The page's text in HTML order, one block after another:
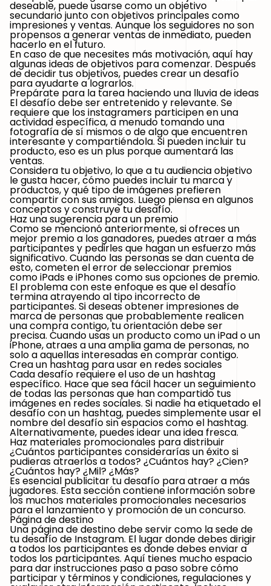
deseable, puede usarse como un objetivo
secundario junto con objetivos principales como
impresiones y ventas. Aunque los seguidores no son
propensos a generar ventas de inmediato, pueden
hacerlo en el futuro.
En caso de que necesites más motivación, aquí hay
algunas ideas de objetivos para comenzar. Después
de decidir tus objetivos, puedes crear un desafío
para ayudarte a lograrlos.
Prepárate para la tarea haciendo una lluvia de ideas
El desafío debe ser entretenido y relevante. Se
requiere que los instagramers participen en una
actividad específica, a menudo tomando una
fotografía de sí mismos o de algo que encuentren
interesante y compartiéndola. Si pueden incluir tu
producto, eso es un plus porque aumentará las
ventas.
Considera tu objetivo, lo que a tu audiencia objetivo
le gusta hacer, cómo puedes incluir tu marca y
productos, y qué tipo de imágenes prefieren
compartir con sus amigos. Luego piensa en algunos
conceptos y construye tu desafío.
Haz una sugerencia para un premio
Como se mencionó anteriormente, si ofreces un
mejor premio a los ganadores, puedes atraer a más
participantes y pedirles que hagan un esfuerzo más
significativo. Cuando las personas se dan cuenta de
esto, cometen el error de seleccionar premios
como iPads e iPhones como sus opciones de premio.
El problema con este enfoque es que el desafío
termina atrayendo al tipo incorrecto de
participantes. Si deseas obtener impresiones de
marca de personas que probablemente realicen
una compra contigo, tu orientación debe ser
precisa. Cuando usas un producto como un iPad o un
iPhone, atraes a una amplia gama de personas, no
solo a aquellas interesadas en comprar contigo.
Crea un hashtag para usar en redes sociales
Cada desafío requiere el uso de un hashtag
específico. Hace que sea fácil hacer un seguimiento
de todas las personas que han compartido tus
imágenes en redes sociales. Si nadie ha etiquetado el
desafío con un hashtag, puedes simplemente usar el
nombre del desafío sin espacios como el hashtag.
Alternativamente, puedes idear una idea fresca.
Haz materiales promocionales para distribuir
¿Cuántos participantes considerarías un éxito si
pudieras atraerlos a todos? ¿Cuántos hay? ¿Cien?
¿Cuántos hay? ¿Mil? ¿Más?
Es esencial publicitar tu desafío para atraer a más
jugadores. Esta sección contiene información sobre
los muchos materiales promocionales necesarios
para el lanzamiento y promoción de un concurso.
Página de destino
Una página de destino debe servir como la sede de
tu desafío de Instagram. El lugar donde debes dirigir
a todos los participantes es donde debes enviar a
todos los participantes. Aquí tienes mucho espacio
para dar instrucciones paso a paso sobre cómo
participar y términos y condiciones, regulaciones y